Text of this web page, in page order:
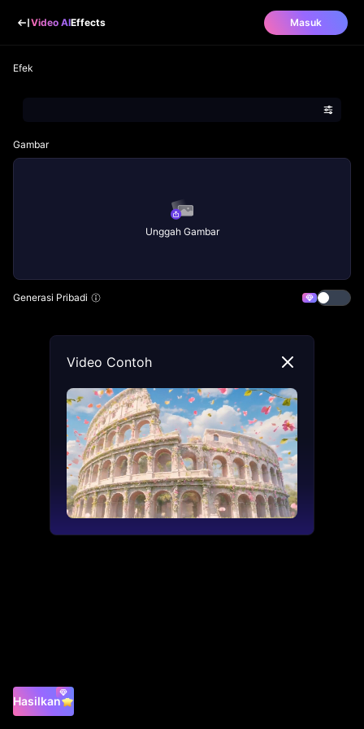
Video AIEffects Masuk
Efek
Gambar
Unggah Gambar
Generasi Pribadi
Hasilkan
Video Contoh